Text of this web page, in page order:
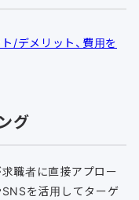
/デメリット、費用を
グ
職者に直接アプロー
を活用してターゲ